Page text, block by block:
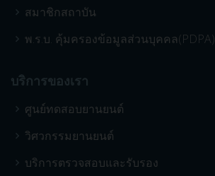
สมาชิกสถาบัน
พ.ร.บ. คุ้มครองข้อมูลส่วนบุคคล(PDPA)
บริการของเรา
ศูนย์ทดสอบยานยนต์
วิศวกรรมยานยนต์
บริการตรวจสอบและรับรอง